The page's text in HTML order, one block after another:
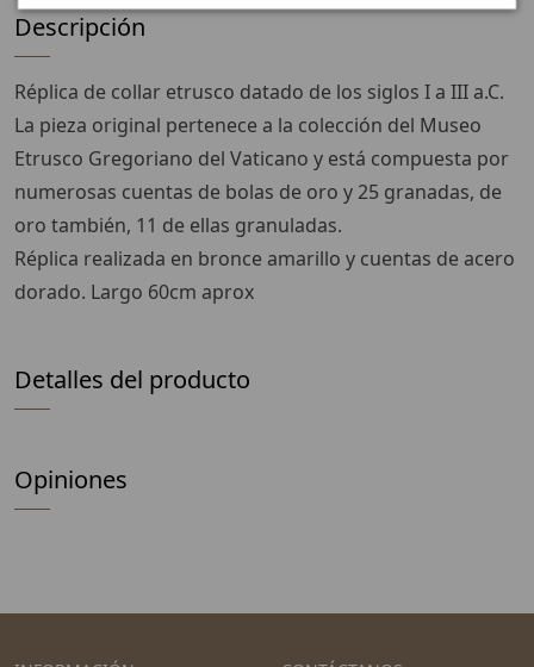
Descripción
Réplica de collar etrusco datado de los siglos I a III a.C.
La pieza original pertenece a la colección del Museo
Etrusco Gregoriano del Vaticano y está compuesta por
numerosas cuentas de bolas de oro y 25 granadas, de
oro también, 11 de ellas granuladas.
Réplica realizada en bronce amarillo y cuentas de acero
dorado. Largo 60cm aprox
Detalles del producto
Opiniones